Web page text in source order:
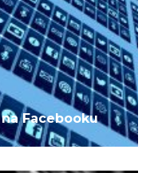
Facebooku